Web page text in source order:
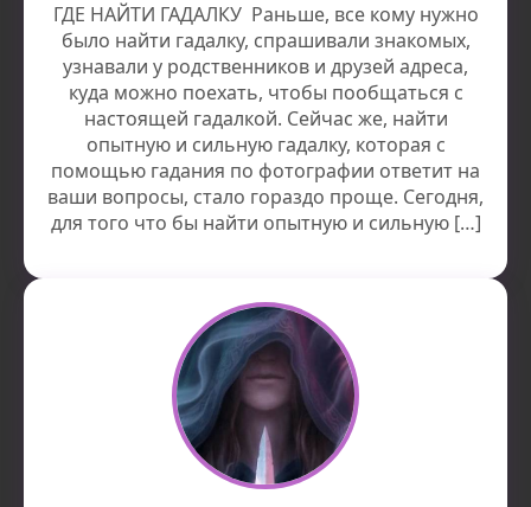
ГДЕ НАЙТИ ГАДАЛКУ Раньше, все кому нужно
было найти гадалку, спрашивали знакомых,
узнавали у родственников и друзей адреса,
куда можно поехать, чтобы пообщаться с
настоящей гадалкой. Сейчас же, найти
опытную и сильную гадалку, которая с
помощью гадания по фотографии ответит на
ваши вопросы, стало гораздо проще. Сегодня,
для того что бы найти опытную и сильную […]